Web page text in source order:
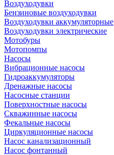
Воздуходувки
Бензиновые воздуходувки
Воздуходувки аккумуляторные
Воздуходувки электрические
Мотобуры
Мотопомпы
Насосы
Вибрационные насосы
Гидроаккумуляторы
Дренажные насосы
Насосные станции
Поверхностные насосы
Скважинные насосы
Фекальные насосы
Циркуляционные насосы
Насос канализационный
Насос фонтанный